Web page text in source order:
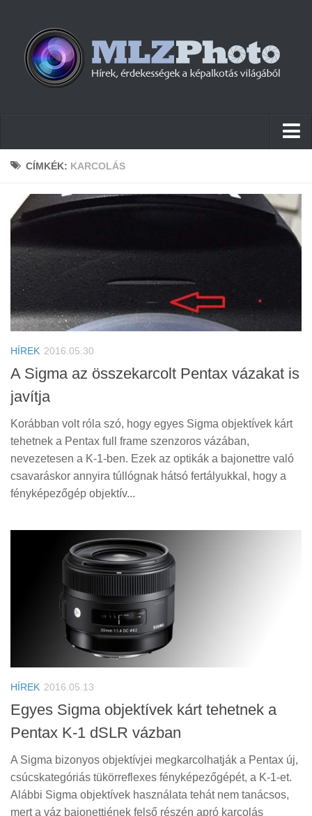
Hírek
Cikkek
Firmware
Tudástár
Tanácsok
Érdekességek
Helyszíni Riport
E-BB
CÍMKÉK: KARCOLÁS
HÍREK 2016.05.30
A Sigma az összekarcolt Pentax vázakat is
javítja
Korábban volt róla szó, hogy egyes Sigma objektívek kárt
tehetnek a Pentax full frame szenzoros vázában,
nevezetesen a K-1-ben. Ezek az optikák a bajonettre való
csavaráskor annyira túllógnak hátsó fertályukkal, hogy a
fényképezőgép objektív...
HÍREK 2016.05.13
Egyes Sigma objektívek kárt tehetnek a
Pentax K-1 dSLR vázban
A Sigma bizonyos objektívjei megkarcolhatják a Pentax új,
csúcskategóriás tükörreflexes fényképezőgépét, a K-1-et.
Alábbi Sigma objektívek használata tehát nem tanácsos,
mert a váz bajonettjének felső részén apró karcolás